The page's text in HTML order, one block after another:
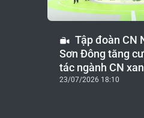
Tập đoàn CN
Sơn Đông tăng
tác ngành CN
23/07/2026 18:10